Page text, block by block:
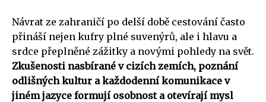
Návrat ze zahraničí po delší době cestování často
přináší nejen kufry plné suvenýrů, ale i hlavu a
srdce přeplněné zážitky a novými pohledy na svět.
Zkušenosti nasbírané v cizích zemích, poznání
odlišných kultur a každodenní komunikace v
jiném jazyce formují osobnost a otevírají mysl